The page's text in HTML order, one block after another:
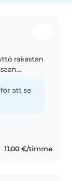
rakastan
ja
att se
11,00 €/timme